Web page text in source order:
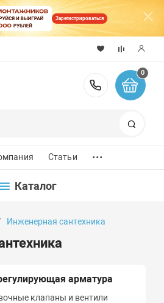
Зарегистрироваться
8 (800)
0
Статьи ...
Каталог
Инженерная сантехника
арматура
клапаны и вентили